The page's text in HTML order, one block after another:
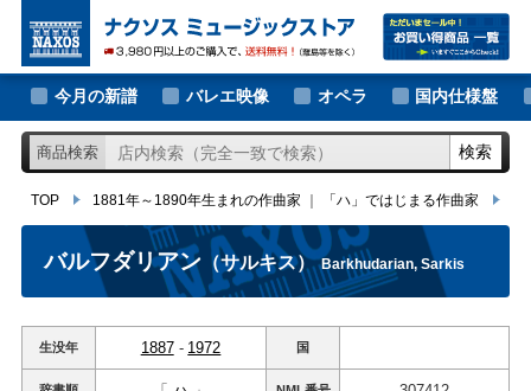
大作曲家の新譜
著名作曲家の新譜
マイナー作曲家の新譜
月別新譜一覧
今月の新譜 バレエ映像 オペラ 国内仕様盤
商品検索 検索
TOP 1881年～1890年生まれの作曲家 「ハ」ではじまる作曲家
TOP 1881年～1890年生まれの作曲家 ｜「ハ」ではじまる作曲家
バルフダリアン （サルキス） Barkhudarian, Sarkis
生没年 1887 - 1972 国